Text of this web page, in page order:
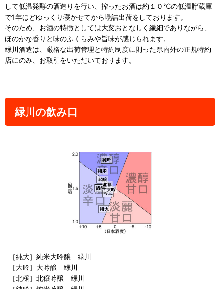
して低温発酵の酒造りを行い、搾ったお酒は約１０℃の低温貯蔵庫
で1年ほどゆっくり寝かせてから壜詰出荷をしております。
そのため、お酒の特徴としては大変おとなしく繊細でありながら、
ほのかな香りと味のふくらみや旨味が感じられます。
緑川酒造は、厳格な出荷管理と特約制度に則った県内外の正規特約
店にのみ、お取引をいただいております。
緑川の飲み口
［純大］純米大吟醸 緑川
［大吟］大吟醸 緑川
［北穣］北穣吟醸 緑川